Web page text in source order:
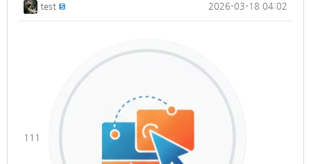
test 2026-03-18 04:02
111